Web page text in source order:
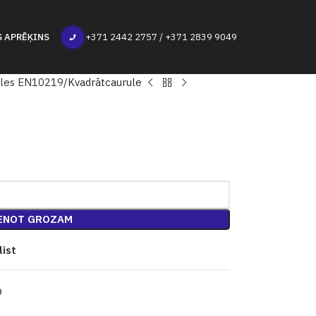
+371 2442 2757 / +371 2839 9049
EN10219 Kvadrātcaurule
GROZAM